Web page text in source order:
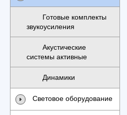
Готовые комплекты
звукоусиления
Акустические
системы активные
Динамики
Световое оборудование